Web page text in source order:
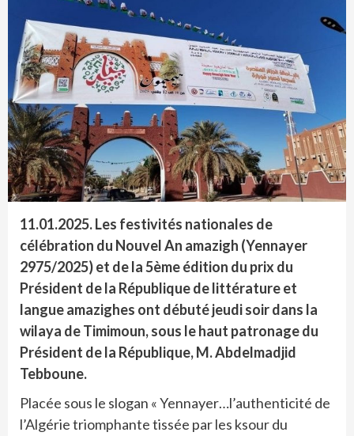
11.01.2025. Les festivités nationales de
célébration du Nouvel An amazigh (Yennayer
2975/2025) et de la 5ème édition du prix du
Président de la République de littérature et
langue amazighes ont débuté jeudi soir dans la
wilaya de Timimoun, sous le haut patronage du
Président de la République, M. Abdelmadjid
Tebboune.
Placée sous le slogan « Yennayer…l’authenticité de
l’Algérie triomphante tissée par les ksour du